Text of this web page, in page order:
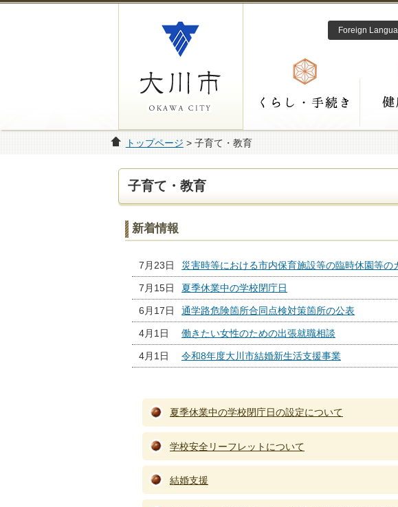
Foreign
トップページ > 子育て・教育
子育て・教育
新着情報
7月23日 災害時等における市内保育施設等の臨時休園等の
7月15日 夏季休業中の学校閉庁日
6月17日 通学路危険箇所合同点検対策箇所の公表
4月1日 働きたい女性のための出張就職相談
4月1日 令和8年度大川市結婚新生活支援事業
夏季休業中の学校閉庁日の設定について
学校安全リーフレットについて
結婚支援